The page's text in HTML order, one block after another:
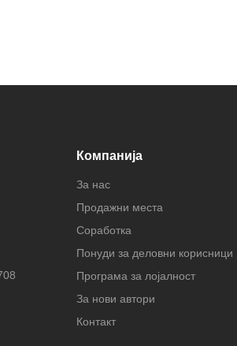
Компанија
За нас
Продажни места
Соработка
Понуди за деловни корисници
Програма за лојалност
За нови автори
Контакт